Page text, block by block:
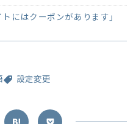
にはクーポンがあります」
設定変更